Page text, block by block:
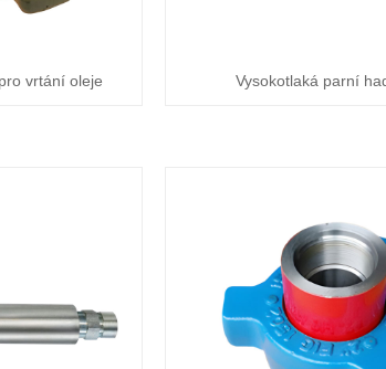
vrtání oleje Vysokotlaká parní